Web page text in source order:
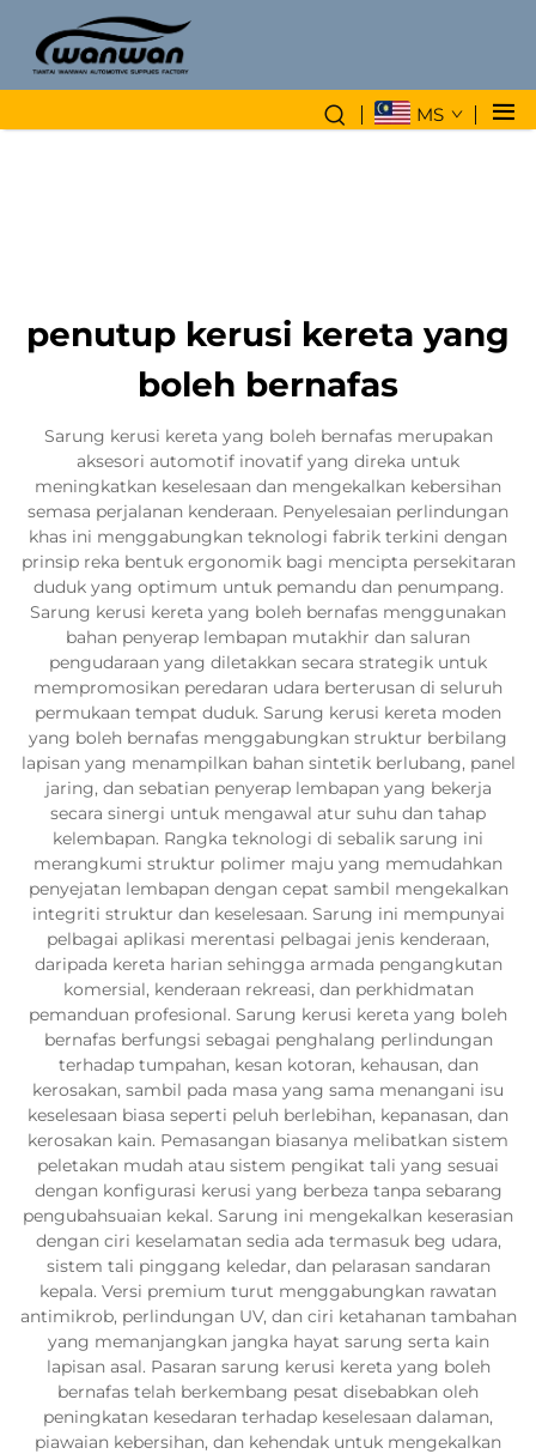
MS
penutup kerusi kereta yang
boleh bernafas
Sarung kerusi kereta yang boleh bernafas merupakan
aksesori automotif inovatif yang direka untuk
meningkatkan keselesaan dan mengekalkan kebersihan
semasa perjalanan kenderaan. Penyelesaian perlindungan
khas ini menggabungkan teknologi fabrik terkini dengan
prinsip reka bentuk ergonomik bagi mencipta persekitaran
duduk yang optimum untuk pemandu dan penumpang.
Sarung kerusi kereta yang boleh bernafas menggunakan
bahan penyerap lembapan mutakhir dan saluran
pengudaraan yang diletakkan secara strategik untuk
mempromosikan peredaran udara berterusan di seluruh
permukaan tempat duduk. Sarung kerusi kereta moden
yang boleh bernafas menggabungkan struktur berbilang
lapisan yang menampilkan bahan sintetik berlubang, panel
jaring, dan sebatian penyerap lembapan yang bekerja
secara sinergi untuk mengawal atur suhu dan tahap
kelembapan. Rangka teknologi di sebalik sarung ini
merangkumi struktur polimer maju yang memudahkan
penyejatan lembapan dengan cepat sambil mengekalkan
integriti struktur dan keselesaan. Sarung ini mempunyai
pelbagai aplikasi merentasi pelbagai jenis kenderaan,
daripada kereta harian sehingga armada pengangkutan
komersial, kenderaan rekreasi, dan perkhidmatan
pemanduan profesional. Sarung kerusi kereta yang boleh
bernafas berfungsi sebagai penghalang perlindungan
terhadap tumpahan, kesan kotoran, kehausan, dan
kerosakan, sambil pada masa yang sama menangani isu
keselesaan biasa seperti peluh berlebihan, kepanasan, dan
kerosakan kain. Pemasangan biasanya melibatkan sistem
peletakan mudah atau sistem pengikat tali yang sesuai
dengan konfigurasi kerusi yang berbeza tanpa sebarang
pengubahsuaian kekal. Sarung ini mengekalkan keserasian
dengan ciri keselamatan sedia ada termasuk beg udara,
sistem tali pinggang keledar, dan pelarasan sandaran
kepala. Versi premium turut menggabungkan rawatan
antimikrob, perlindungan UV, dan ciri ketahanan tambahan
yang memanjangkan jangka hayat sarung serta kain
lapisan asal. Pasaran sarung kerusi kereta yang boleh
bernafas telah berkembang pesat disebabkan oleh
peningkatan kesedaran terhadap keselesaan dalaman,
piawaian kebersihan, dan kehendak untuk mengekalkan